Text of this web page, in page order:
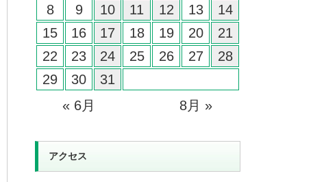
« 6月 8月 »
8
9 10 11 12 13
14
15
16 17 18 19 20
21
22
23 24 25 26 27
28
29
30 31
アクセス